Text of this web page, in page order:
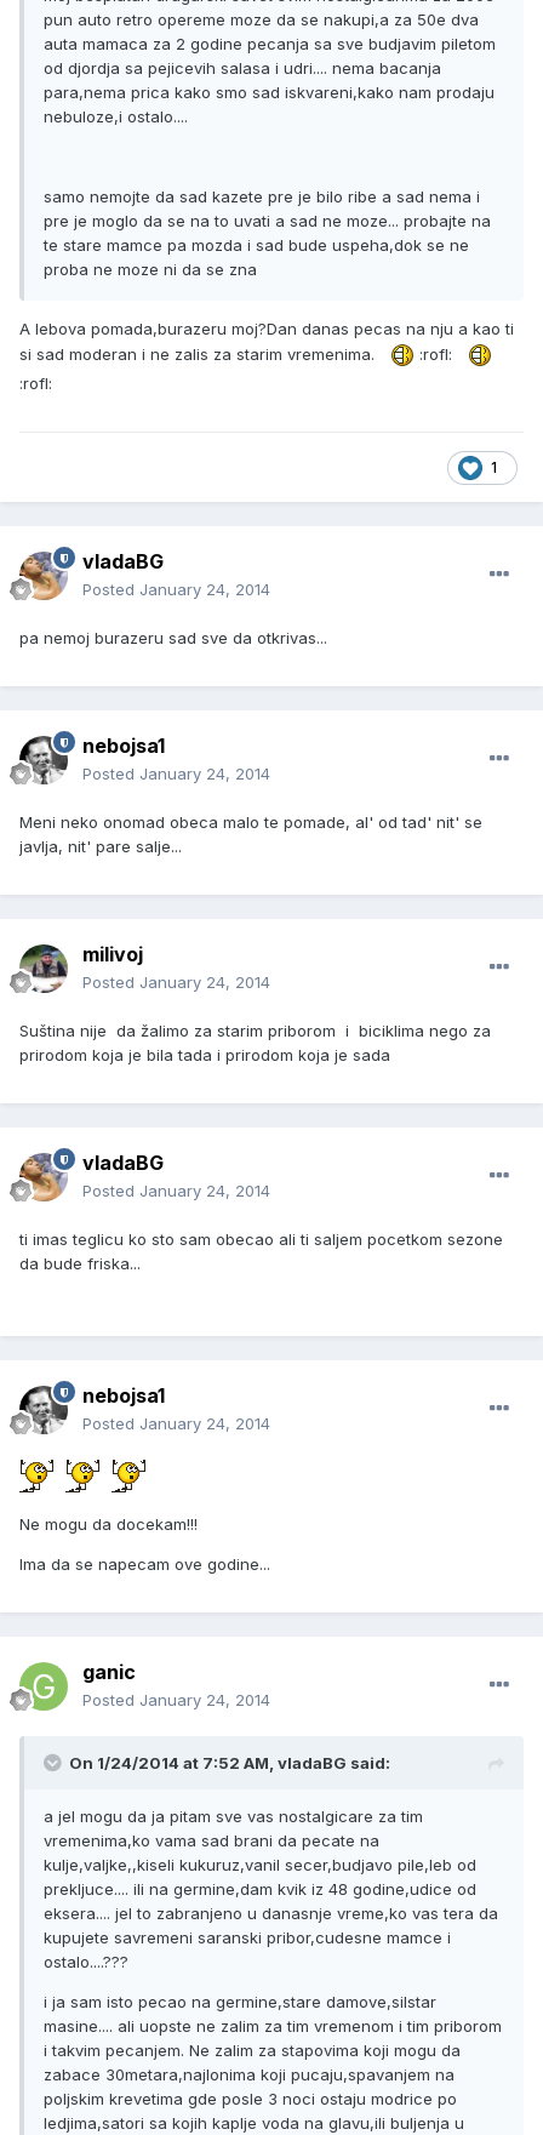
pun auto retro opereme moze da se nakupi,a za 50e dva
auta mamaca za 2 godine pecanja sa sve budjavim piletom
od djordja sa pejicevih salasa i udri.... nema bacanja
para,nema prica kako smo sad iskvareni,kako nam prodaju
nebuloze,i ostalo....
samo nemojte da sad kazete pre je bilo ribe a sad nema i
pre je moglo da se na to uvati a sad ne moze... probajte na
te stare mamce pa mozda i sad bude uspeha,dok se ne
proba ne moze ni da se zna
A lebova pomada,burazeru moj?Dan danas pecas na nju a kao ti
si sad moderan i ne zalis za starim vremenima.
:rofl:
:rofl:
1
vladaBG
Posted January 24, 2014
pa nemoj burazeru sad sve da otkrivas...
nebojsa1
Posted January 24, 2014
Meni neko onomad obeca malo te pomade, al' od tad' nit' se
javlja, nit' pare salje...
milivoj
Posted January 24, 2014
Suština nije da žalimo za starim priborom i biciklima nego za
prirodom koja je bila tada i prirodom koja je sada
vladaBG
Posted January 24, 2014
ti imas teglicu ko sto sam obecao ali ti saljem pocetkom sezone
da bude friska...
nebojsa1
Posted January 24, 2014
Ne mogu da docekam!!!
Ima da se napecam ove godine...
ganic
Posted January 24, 2014
On 1/24/2014 at 7:52 AM, vladaBG said:
a jel mogu da ja pitam sve vas nostalgicare za tim
vremenima,ko vama sad brani da pecate na
kulje,valjke,,kiseli kukuruz,vanil secer,budjavo pile,leb od
prekljuce.... ili na germine,dam kvik iz 48 godine,udice od
eksera.... jel to zabranjeno u danasnje vreme,ko vas tera da
kupujete savremeni saranski pribor,cudesne mamce i
ostalo....???
i ja sam isto pecao na germine,stare damove,silstar
masine.... ali uopste ne zalim za tim vremenom i tim priborom
i takvim pecanjem. Ne zalim za stapovima koji mogu da
zabace 30metara,najlonima koji pucaju,spavanjem na
poljskim krevetima gde posle 3 noci ostaju modrice po
ledjima,satori sa kojih kaplje voda na glavu,ili buljenja u